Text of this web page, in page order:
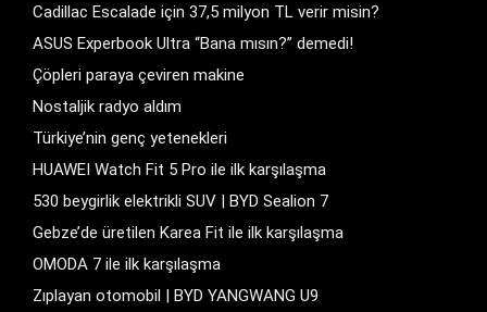
Cadillac Escalade için 37,5 milyon TL verir misin?
ASUS Experbook Ultra “Bana mısın?” demedi!
Çöpleri paraya çeviren makine
Nostaljik radyo aldım
Türkiye’nin genç yetenekleri
HUAWEI Watch Fit 5 Pro ile ilk karşılaşma
530 beygirlik elektrikli SUV | BYD Sealion 7
Gebze’de üretilen Karea Fit ile ilk karşılaşma
OMODA 7 ile ilk karşılaşma
Zıplayan otomobil | BYD YANGWANG U9